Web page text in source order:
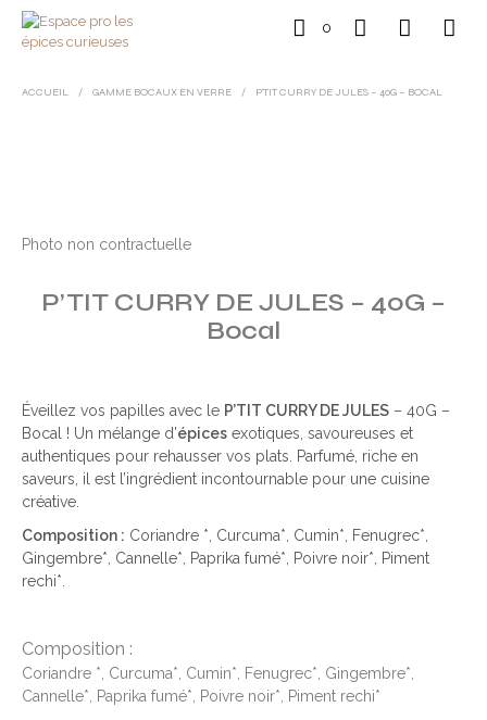
0
ACCUEIL / GAMME BOCAUX EN VERRE / P’TIT CURRY DE JULES – 40G – BOCAL
Photo non contractuelle
P’TIT CURRY DE JULES – 40G –
Bocal
Éveillez vos papilles avec le P’TIT CURRY DE JULES – 40G –
Bocal ! Un mélange d’épices exotiques, savoureuses et
authentiques pour rehausser vos plats. Parfumé, riche en
saveurs, il est l’ingrédient incontournable pour une cuisine
créative.
Composition : Coriandre *, Curcuma*, Cumin*, Fenugrec*,
Gingembre*, Cannelle*, Paprika fumé*, Poivre noir*, Piment
rechi*.
Composition :
Coriandre *, Curcuma*, Cumin*, Fenugrec*, Gingembre*,
Cannelle*, Paprika fumé*, Poivre noir*, Piment rechi*